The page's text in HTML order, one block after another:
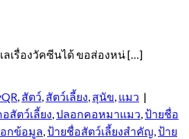
ลเรื่องวัคซีนได้ ขอส่องหน่ […]
, สัตว์, สัตว์เลี้ยง, สุนัข, แมว |
สัตว์เลี้ยง,ปลอกคอหมาแมว,ป้ายชื่อ
กข้อมูล,ป้ายชื่อสัตว์เลี้ยงสำคัญ,ป้าย